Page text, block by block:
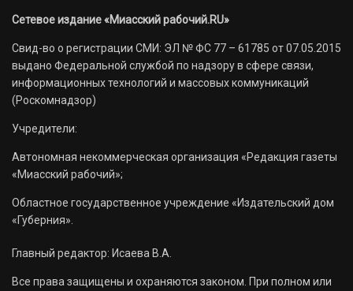
Сетевое издание «Миасский рабочий.RU»
Свид-во о регистрации СМИ: ЭЛ № ФС 77 – 61785 от 07.05.2015
выдано Федеральной службой по надзору в сфере связи,
информационных технологий и массовых коммуникаций
(Роскомнадзор)
Учредители:
Автономная некоммерческая организация «Редакция газеты
«Миасский рабочий»;
Областное государственное учреждение «Издательский дом
«Губерния».
Главный редактор: Исаева В.А.
Все права защищены и охраняются законом. При полном или